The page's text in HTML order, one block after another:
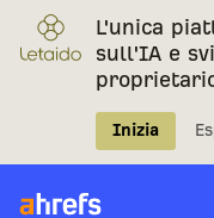
L'unica
sull'IA e
Inizia